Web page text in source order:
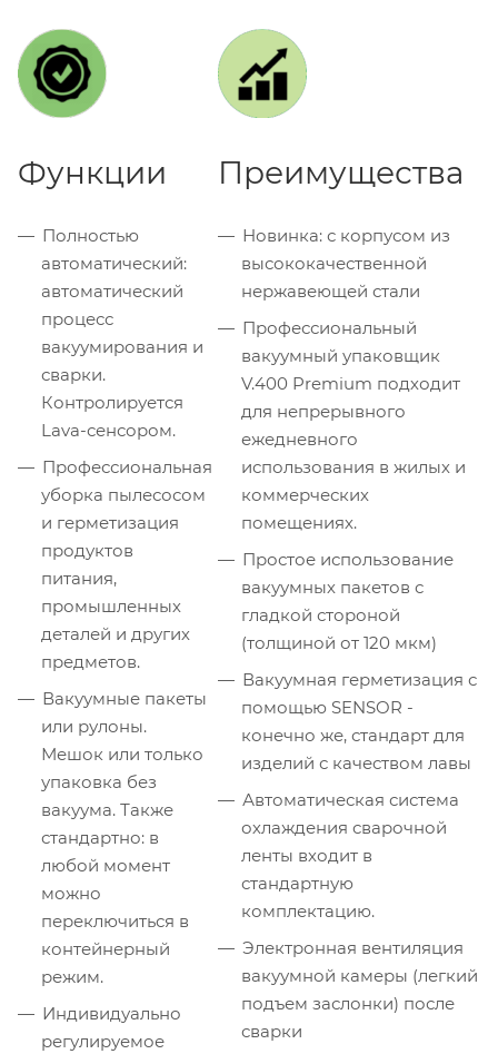
Функции
Полностью
автоматический:
автоматический
процесс
вакуумирования и
сварки.
Контролируется
Lava-сенсором.
Профессиональная
уборка пылесосом
и герметизация
продуктов
питания,
промышленных
деталей и других
предметов.
Вакуумные пакеты
или рулоны.
Мешок или только
упаковка без
вакуума. Также
стандартно: в
любой момент
можно
переключиться в
контейнерный
режим.
Индивидуально
регулируемое
Преимущества
Новинка: с корпусом из
высококачественной
нержавеющей стали
Профессиональный
вакуумный упаковщик
V.400 Premium подходит
для непрерывного
ежедневного
использования в жилых и
коммерческих
помещениях.
Простое использование
вакуумных пакетов с
гладкой стороной
(толщиной от 120 мкм)
Вакуумная герметизация с
помощью SENSOR -
конечно же, стандарт для
изделий с качеством лавы
Автоматическая система
охлаждения сварочной
ленты входит в
стандартную
комплектацию.
Электронная вентиляция
вакуумной камеры (легкий
подъем заслонки) после
сварки